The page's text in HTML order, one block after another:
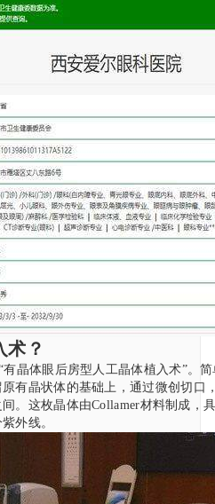
术？
晶体眼后房型人工晶体植入术”。
有晶状体的基础上，通过微创切口
。这枚晶体由Collamer材料制成，
外线。